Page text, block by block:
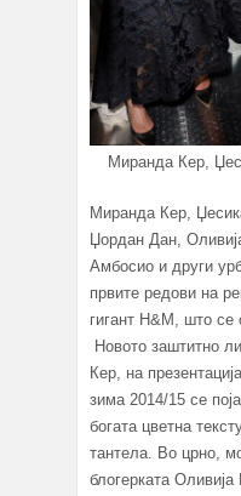
Миранда Кер,
Миранда Кер,
Џордан Дан,
Амбосио и други
првите редови на
гигант H&M, што
Новото заштитно
Кер, на
зима 2014/15 се
богата цветна
тантела. Во црно,
блогерката